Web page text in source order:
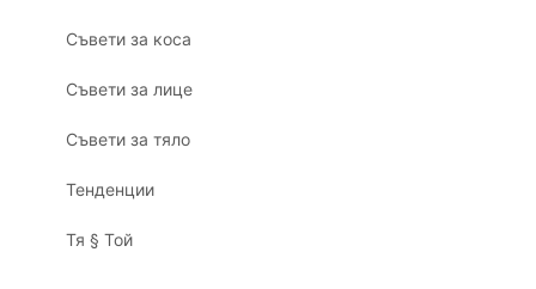
Съвети за коса
Съвети за лице
Съвети за тяло
Тенденции
Тя § Той